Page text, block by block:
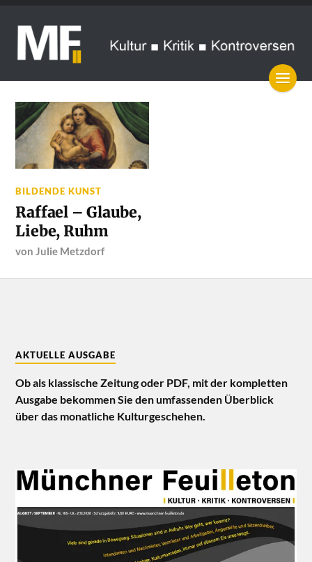
BILDENDE KUNST
Raffael – Glaube,
Liebe, Ruhm
von Julie Metzdorf
AKTUELLE AUSGABE
Ob als klassische Zeitung oder PDF, mit der kompletten
Ausgabe bekommen Sie den umfassenden Überblick
über das monatliche Kulturgeschehen.